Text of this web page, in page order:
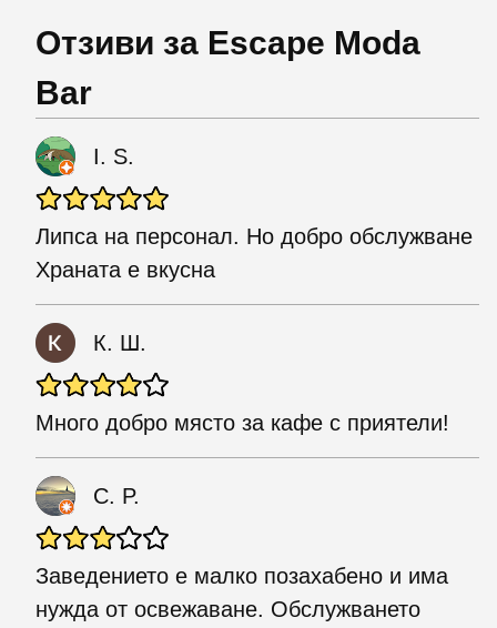
Отзиви за Escape Moda
Bar
I. S.
Липса на персонал. Но добро обслужване
Храната е вкусна
К. Ш.
Много добро място за кафе с приятели!
C. P.
Заведението е малко позахабено и има
нужда от освежаване. Обслужването